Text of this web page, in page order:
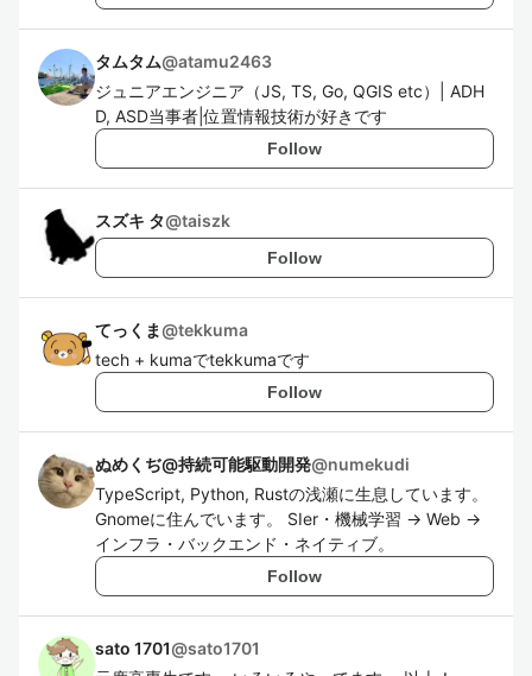
タムタム@atamu2463
ジュニアエンジニア（JS, TS, Go, QGIS etc）| ADH
D, ASD当事者|位置情報技術が好きです
Follow
スズキ タ@taiszk
Follow
てっくま@tekkuma
tech + kumaでtekkumaです
Follow
ぬめくぢ@持続可能駆動開発@numekudi
TypeScript, Python, Rustの浅瀬に生息しています。
Gnomeに住んでいます。 SIer・機械学習 -> Web ->
インフラ・バックエンド・ネイティブ。
Follow
sato 1701@sato1701